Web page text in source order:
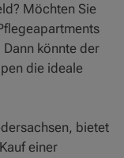
Möchten Sie
könnte der
die ideale
bietet
einer